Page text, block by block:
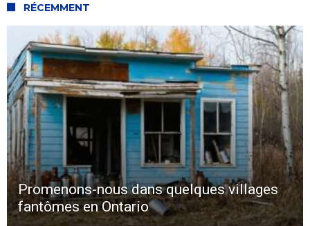
RÉCEMMENT
Promenons-nous dans quelques villages
fantômes en Ontario